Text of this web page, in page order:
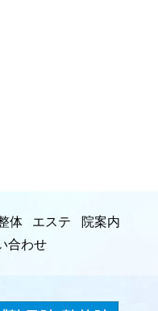
体 エステ
院案内
合わせ